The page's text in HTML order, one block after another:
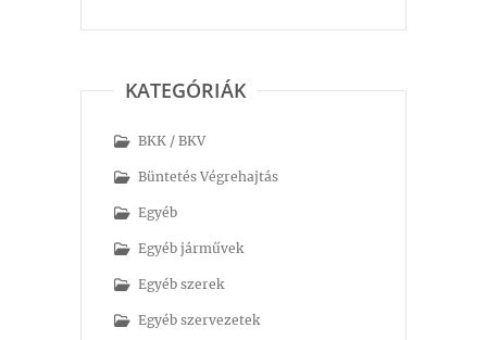
KATEGÓRIÁK
BKK / BKV
Büntetés Végrehajtás
Egyéb
Egyéb járművek
Egyéb szerek
Egyéb szervezetek